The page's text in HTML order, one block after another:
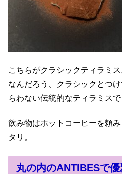
こちらがクラシックティラミス
なんだろう、クラシックとつ
らわない伝統的なティラミスで
飲み物はホットコーヒーを頼
タリ。
丸の内のANTIBESで